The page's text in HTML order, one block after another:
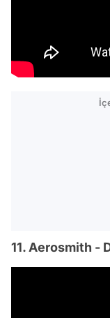
11. Aerosmith -